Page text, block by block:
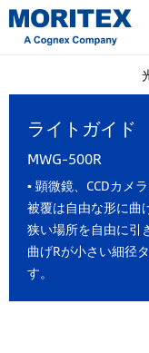
ライトガイド
MWG-500R
▪ 顕微鏡、CCDカメ
被覆は自由な形に曲
狭い場所を自由に引
曲げRが小さい細径
す。